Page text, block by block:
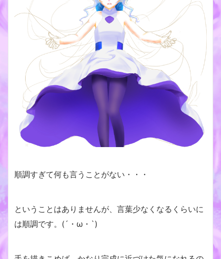
順調すぎて何も言うことがない・・・
ということはありませんが、言葉少なくなるくらいに
は順調です。(´・ω・`)